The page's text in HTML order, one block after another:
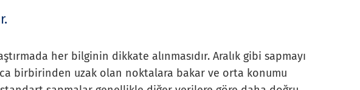
her bilginin dikkate alınmasıdır. Aralık gibi sapmayı
birbirinden uzak olan noktalara bakar ve orta konumu